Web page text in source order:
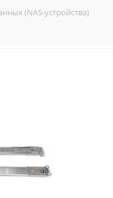
(NAS-устройства)